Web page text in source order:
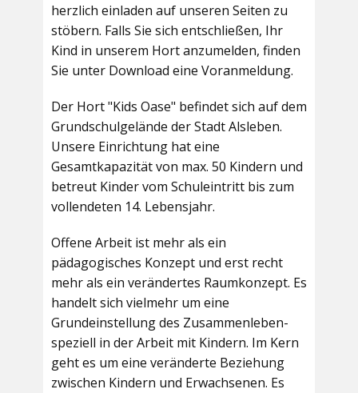
herzlich einladen auf unseren Seiten zu
stöbern. Falls Sie sich entschließen, Ihr
Kind in unserem Hort anzumelden, finden
Sie unter Download eine Voranmeldung.
Der Hort "Kids Oase" befindet sich auf dem
Grundschulgelände der Stadt Alsleben.
Unsere Einrichtung hat eine
Gesamtkapazität von max. 50 Kindern und
betreut Kinder vom Schuleintritt bis zum
vollendeten 14. Lebensjahr.
Offene Arbeit ist mehr als ein
pädagogisches Konzept und erst recht
mehr als ein verändertes Raumkonzept. Es
handelt sich vielmehr um eine
Grundeinstellung des Zusammenleben-
speziell in der Arbeit mit Kindern. Im Kern
geht es um eine veränderte Beziehung
zwischen Kindern und Erwachsenen. Es